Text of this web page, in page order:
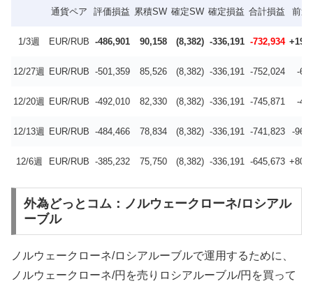
通貨ペア 評価損益 累積SW 確定SW 確定損益 合計損益 前週
1/3週 EUR/RUB -486,901 90,158 (8,382) -336,191 -732,934
12/27週 EUR/RUB -501,359 85,526 (8,382) -336,191 -752,024 -
12/20週 EUR/RUB -492,010 82,330 (8,382) -336,191 -745,871 -
12/13週 EUR/RUB -484,466 78,834 (8,382) -336,191 -741,823 -
12/6週 EUR/RUB -385,232 75,750 (8,382) -336,191 -645,673
外為どっとコム：ノルウェークローネ/ロシアル
ーブル
ノルウェークローネ/ロシアルーブルで運用するために、
ノルウェークローネ/円を売りロシアルーブル/円を買って